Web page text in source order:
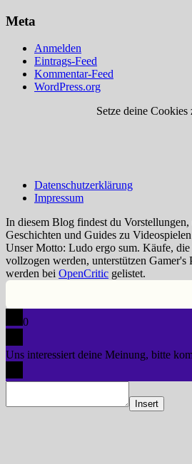
Meta
Anmelden
Eintrags-Feed
Kommentar-Feed
WordPress.org
Setze deine Cookies
Datenschutzerklärung
Impressum
In diesem Blog findest du Vorstellungen,
Geschichten und Guides zu
Unser Motto: Ludo ergo sum. Käufe,
vollzogen werden, unterstützen Gamer's
werden bei OpenCritic gelistet.
0
Uns interessiert deine Meinung, bitte
Insert